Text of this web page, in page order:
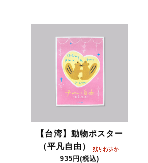
【台湾】動物ポスター
（平凡自由）
935円(税込)